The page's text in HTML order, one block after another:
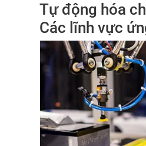
Tự động hóa
Các lĩnh vực